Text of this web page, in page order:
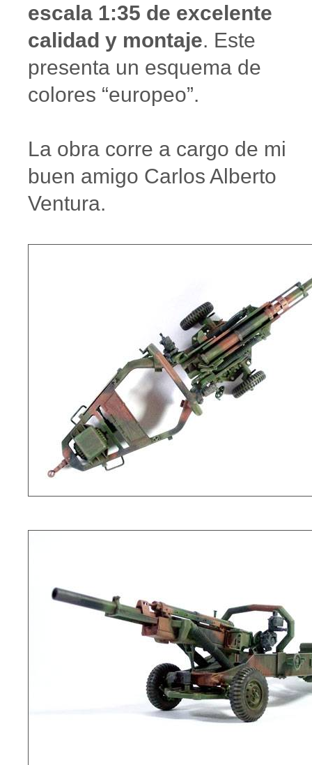
escala 1:35 de excelente
calidad y montaje. Este
presenta un esquema de
colores “europeo”.
La obra corre a cargo de mi
buen amigo Carlos Alberto
Ventura.